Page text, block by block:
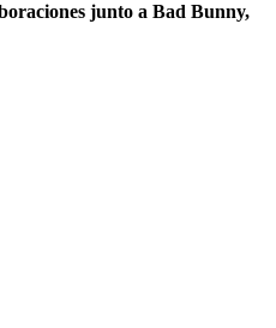
junto a Bad Bunny,